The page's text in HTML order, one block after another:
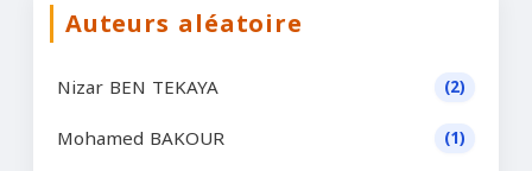
Auteurs aléatoire
Nizar BEN TEKAYA (2)
Mohamed BAKOUR (1)